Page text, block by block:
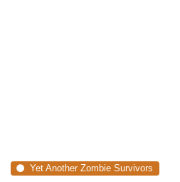
Yet Another Zombie Survivors